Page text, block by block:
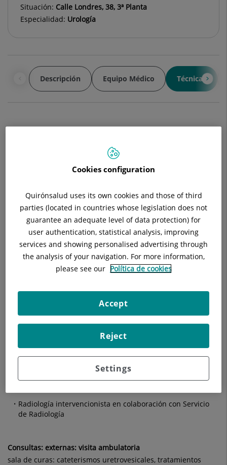
Situación: Calle Londres, 38, 3ª Planta
Especialidad: Urología
Descripción Equipo Médico Técnicas
Técnica diagnósticas, propias y en colaboración con los
Servicio de Medicina Nuclear y Radiología
Técnicas quirúrgicas generalizadas
Técnicas quirúrgicas y procedimientos especiales : unidad
de litotricia, LEOC.
unidad salud prostática, tratamiento láser
Técnicas terapéuticas : en colaboración con Servicio de
Radioterapia
Tratamientos endovesical inmediato a postcirugía o
diferidos de tm vesical
Dilataciones uretrales
Radiología intervencionista en colaboración con Servicio
de Radiología
Consultas: externas: visita ambulatoria
sala de curas: cateterismos uretrovesicales, tratamientos
Cookies configuration
Quirónsalud uses its own cookies and those of third
parties (located in countries whose legislation does not
guarantee an adequate level of data protection) for
user authentication, statistical analysis, improving
services and showing personalised advertising through
the analysis of your navigation. For more information,
please see our Política de cookies
Settings
Reject
Accept